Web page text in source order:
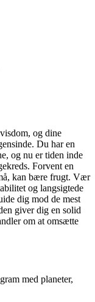
og dine
Du har en
og nu er tiden inde
Forvent en
kan bære frugt. Vær
og langsigtede
dig mod de mest
giver dig en solid
om at omsætte
med planeter,